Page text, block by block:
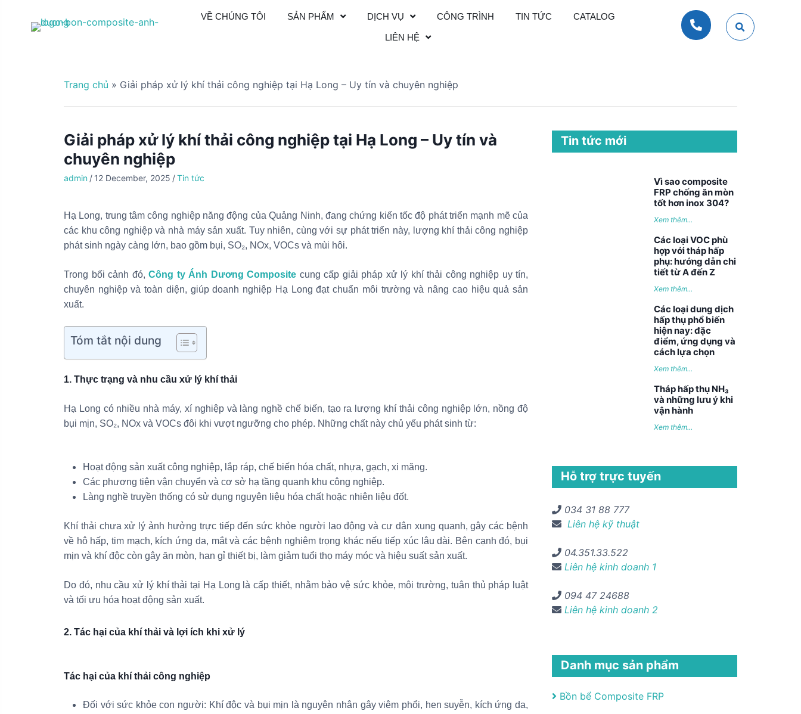
VỀ CHÚNG TÔI SẢN PHẨM DỊCH VỤ CÔNG TRÌNH TIN TỨC CATALOG
LIÊN HỆ
Trang chủ » Giải pháp xử lý khí thải công nghiệp tại Hạ Long – Uy tín và chuyên nghiệp
Giải pháp xử lý khí thải công nghiệp tại Hạ Long – Uy tín và
chuyên nghiệp
admin / 12 December, 2025 /Tin tức
Hạ Long, trung tâm công nghiệp năng động của Quảng Ninh, đang chứng kiến tốc độ phát triển mạnh mẽ của
các khu công nghiệp và nhà máy sản xuất. Tuy nhiên, cùng với sự phát triển này, lượng khí thải công nghiệp
phát sinh ngày càng lớn, bao gồm bụi, SO₂, NOx, VOCs và mùi hôi.
Trong bối cảnh đó, Công ty Ánh Dương Composite cung cấp giải pháp xử lý khí thải công nghiệp uy tín,
chuyên nghiệp và toàn diện, giúp doanh nghiệp Hạ Long đạt chuẩn môi trường và nâng cao hiệu quả sản
xuất.
Tóm tắt nội dung
1. Thực trạng và nhu cầu xử lý khí thải
Hạ Long có nhiều nhà máy, xí nghiệp và làng nghề chế biến, tạo ra lượng khí thải công nghiệp lớn, nồng độ
bụi mịn, SO₂, NOx và VOCs đôi khi vượt ngưỡng cho phép. Những chất này chủ yếu phát sinh từ:
Hoạt động sản xuất công nghiệp, lắp ráp, chế biến hóa chất, nhựa, gạch, xi măng.
Các phương tiện vận chuyển và cơ sở hạ tầng quanh khu công nghiệp.
Làng nghề truyền thống có sử dụng nguyên liệu hóa chất hoặc nhiên liệu đốt.
Khí thải chưa xử lý ảnh hưởng trực tiếp đến sức khỏe người lao động và cư dân xung quanh, gây các bệnh
về hô hấp, tim mạch, kích ứng da, mắt và các bệnh nghiêm trọng khác nếu tiếp xúc lâu dài. Bên cạnh đó, bụi
mịn và khí độc còn gây ăn mòn, han gỉ thiết bị, làm giảm tuổi thọ máy móc và hiệu suất sản xuất.
Do đó, nhu cầu xử lý khí thải tại Hạ Long là cấp thiết, nhằm bảo vệ sức khỏe, môi trường, tuân thủ pháp luật
và tối ưu hóa hoạt động sản xuất.
2. Tác hại của khí thải và lợi ích khi xử lý
Tác hại của khí thải công nghiệp
Đối với sức khỏe con người: Khí độc và bụi mịn là nguyên nhân gây viêm phổi, hen suyễn, kích ứng da,
Tin tức mới
Vì sao composite
FRP chống ăn mòn
tốt hơn inox 304?
Xem thêm...
Các loại VOC phù
hợp với tháp hấp
phụ: hướng dẫn chi
tiết từ A đến Z
Xem thêm...
Các loại dung dịch
hấp thụ phổ biến
hiện nay: đặc
điểm, ứng dụng và
cách lựa chọn
Xem thêm...
Tháp hấp thụ NH₃
và những lưu ý khi
vận hành
Xem thêm...
Hỗ trợ trực tuyến
034 31 88 777
Liên hệ kỹ thuật
04.351.33.522
Liên hệ kinh doanh 1
094 47 24688
Liên hệ kinh doanh 2
Danh mục sản phẩm
Bồn bể Composite FRP